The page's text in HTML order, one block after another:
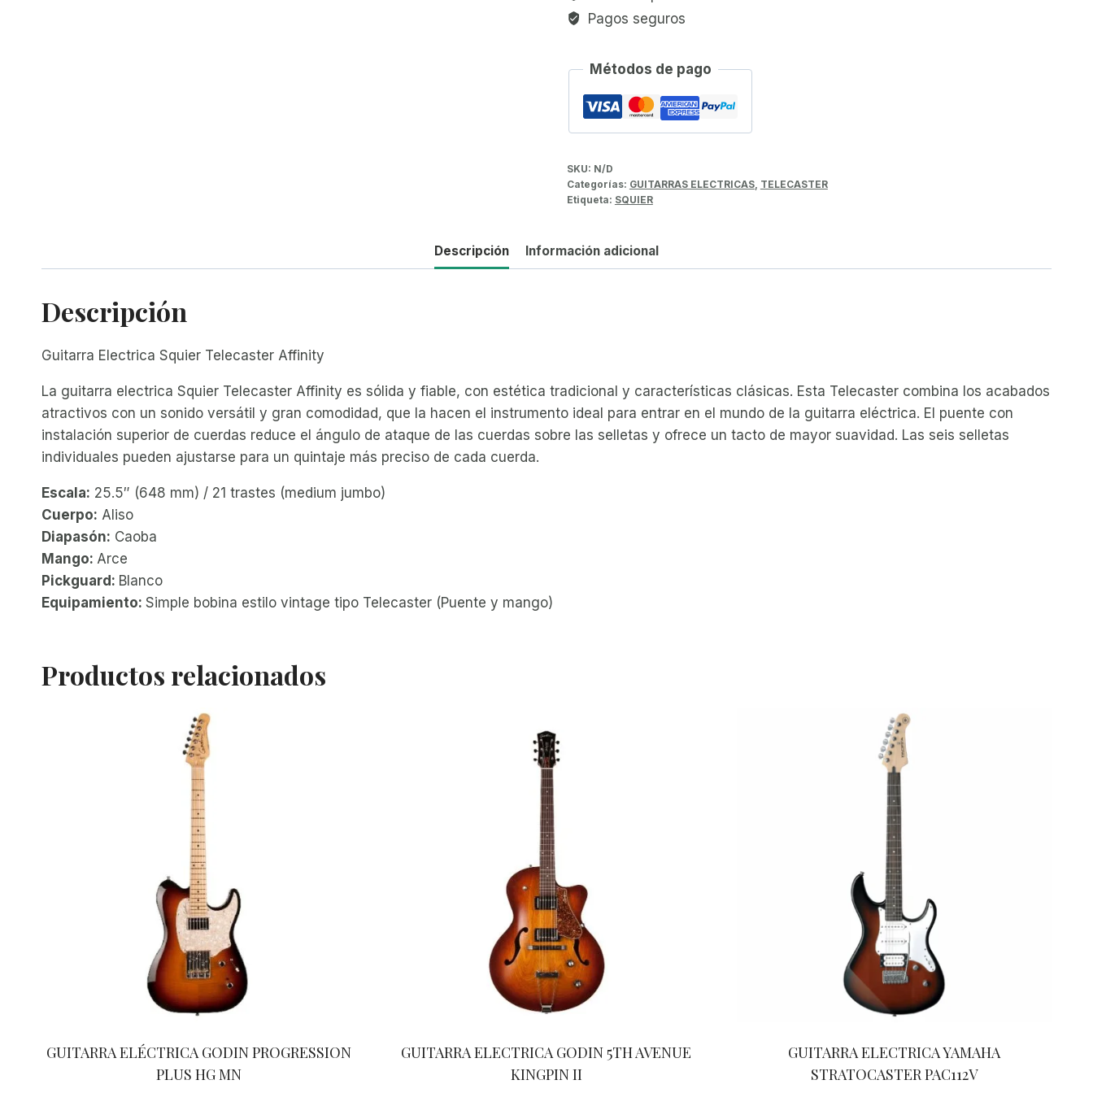
Pagos seguros
Métodos de pago
SKU: N/D
Categorías: GUITARRAS ELECTRICAS, TELECASTER
Etiqueta: SQUIER
Descripción Información adicional
Descripción
Guitarra Electrica Squier Telecaster Affinity
La guitarra electrica Squier Telecaster Affinity es sólida y fiable, con estética tradicional y características clásicas. Esta Telecaster combina los acabados
atractivos con un sonido versátil y gran comodidad, que la hacen el instrumento ideal para entrar en el mundo de la guitarra eléctrica. El puente con
instalación superior de cuerdas reduce el ángulo de ataque de las cuerdas sobre las selletas y ofrece un tacto de mayor suavidad. Las seis selletas
individuales pueden ajustarse para un quintaje más preciso de cada cuerda.
Escala: 25.5″ (648 mm) / 21 trastes (medium jumbo)
Cuerpo: Aliso
Diapasón: Caoba
Mango: Arce
Pickguard: Blanco
Equipamiento: Simple bobina estilo vintage tipo Telecaster (Puente y mango)
Productos relacionados
GUITARRA ELÉCTRICA GODIN PROGRESSION
PLUS HG MN
GUITARRA ELECTRICA GODIN 5TH AVENUE
KINGPIN II
GUITARRA ELECTRICA YAMAHA
STRATOCASTER PAC112V